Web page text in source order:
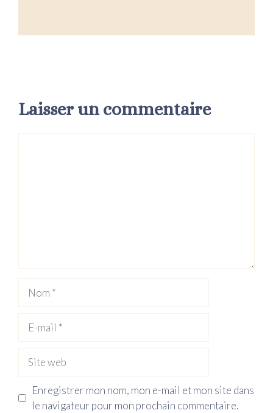
Laisser un commentaire
mail
web
Enregistrer mon nom, mon e-mail et mon site dans
le navigateur pour mon prochain commentaire.